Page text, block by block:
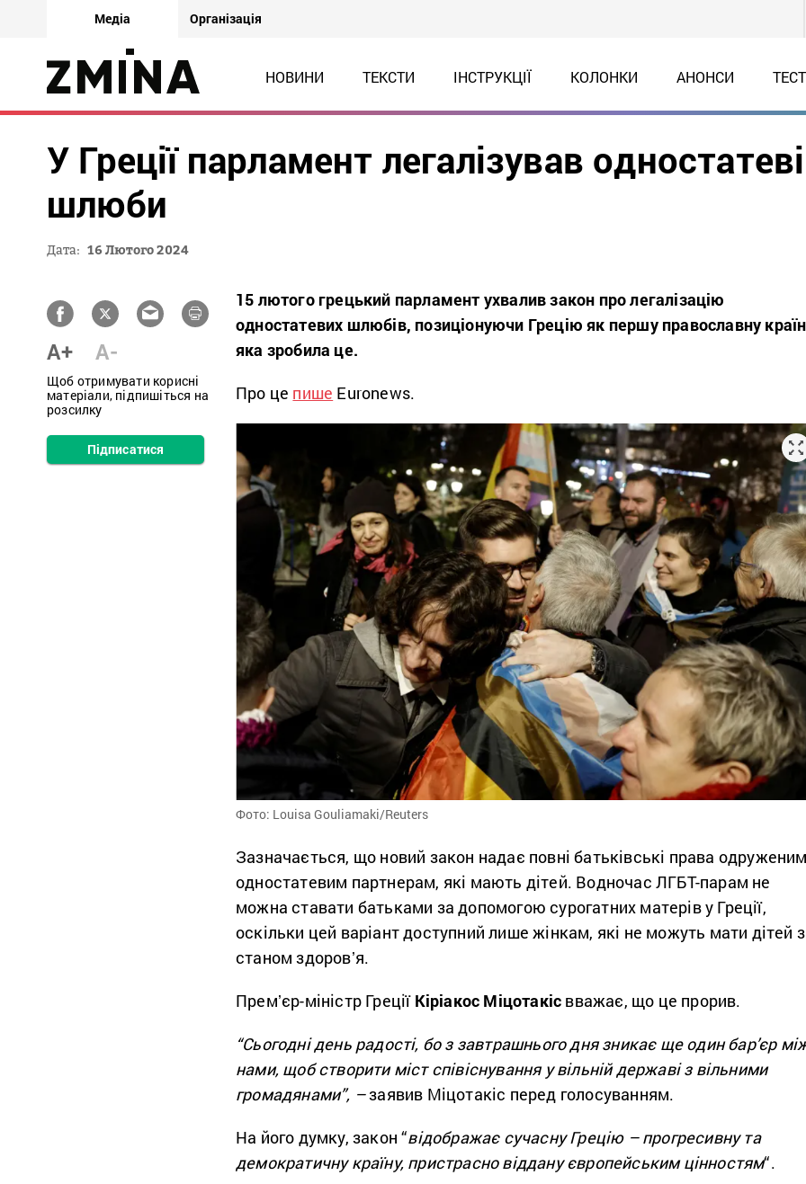
Медіа Організація
НОВИНИ ТЕКСТИ ІНСТРУКЦІЇ КОЛОНКИ АНОНСИ
У Греції парламент легалізував одностатеві
шлюби
Дата: 16 Лютого 2024
A+ A-
Щоб отримувати корисні
матеріали, підпишіться на
розсилку
Підписатися
15 лютого грецький парламент ухвалив закон про легалізацію
одностатевих шлюбів, позиціонуючи Грецію як першу православну
яка зробила це.
Про це пише Euronews.
Фото: Louisa Gouliamaki/Reuters
Зазначається, що новий закон надає повні батьківські права
одностатевим партнерам, які мають дітей. Водночас ЛГБТ-парам не
можна ставати батьками за допомогою сурогатних матерів у Греції,
оскільки цей варіант доступний лише жінкам, які не можуть мати дітей
станом здоровʼя.
Премʼєр-міністр Греції Кіріакос Міцотакіс вважає, що це прорив.
“Сьогодні день радості, бо з завтрашнього дня зникає ще один бар’єр
нами, щоб створити міст співіснування у вільній державі з вільними
громадянами”, –заявив Міцотакіс перед голосуванням.
На його думку, закон “відображає сучасну Грецію – прогресивну та
демократичну країну, пристрасно віддану європейським цінностям“.